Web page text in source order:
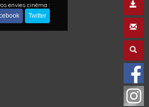
envies cinéma :
Twitter